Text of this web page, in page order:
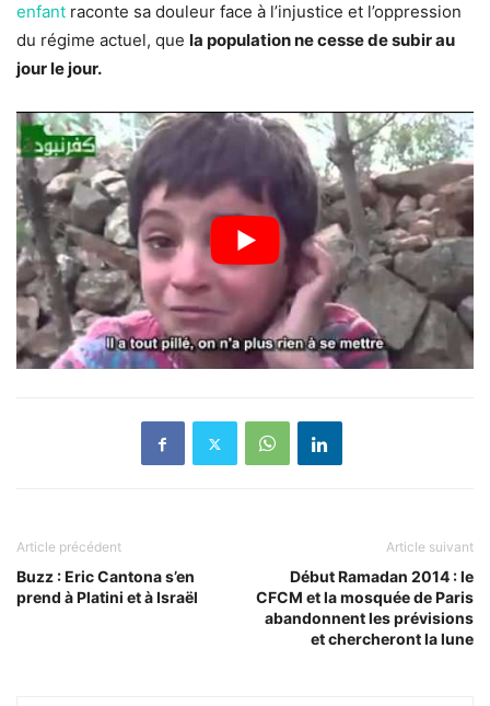
enfant raconte sa douleur face à l’injustice et l’oppression
du régime actuel, que la population ne cesse de subir au
jour le jour.
Article précédent
Buzz : Eric Cantona s’en
prend à Platini et à Israël
Article suivant
Début Ramadan 2014 : le
CFCM et la mosquée de Paris
abandonnent les prévisions
et chercheront la lune